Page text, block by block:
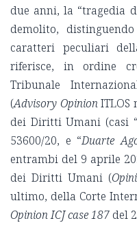
due anni, la “tragedia
demolito,
caratteri peculiari
riferisce, in ordine
Tribunale
(Advisory OpinionITLOS
dei Diritti Umani (casi “
53600/20, e “Duarte
entrambi del 9 aprile
dei Diritti Umani (
ultimo, della Corte
Opinion ICJ case 187 del